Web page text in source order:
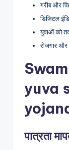
गरीब और
डिजिटल
युवाओं को
रोजगार और
yuva
yojana
पात्रता